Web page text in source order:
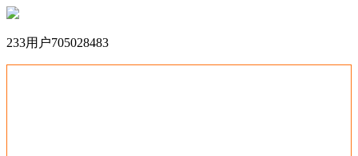
233用户705028483